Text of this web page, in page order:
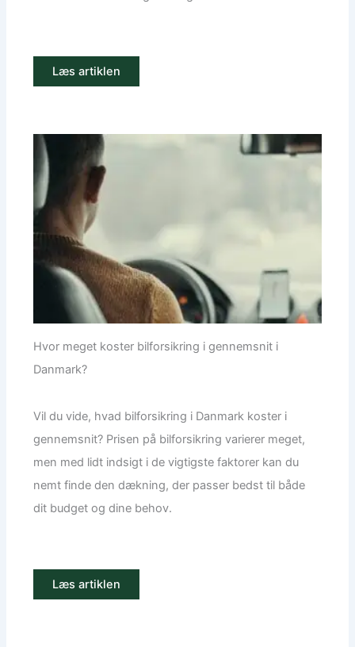
Læs artiklen
Hvor meget koster bilforsikring i gennemsnit i
Danmark?
Vil du vide, hvad bilforsikring i Danmark koster i
gennemsnit? Prisen på bilforsikring varierer meget,
men med lidt indsigt i de vigtigste faktorer kan du
nemt finde den dækning, der passer bedst til både
dit budget og dine behov.
Læs artiklen